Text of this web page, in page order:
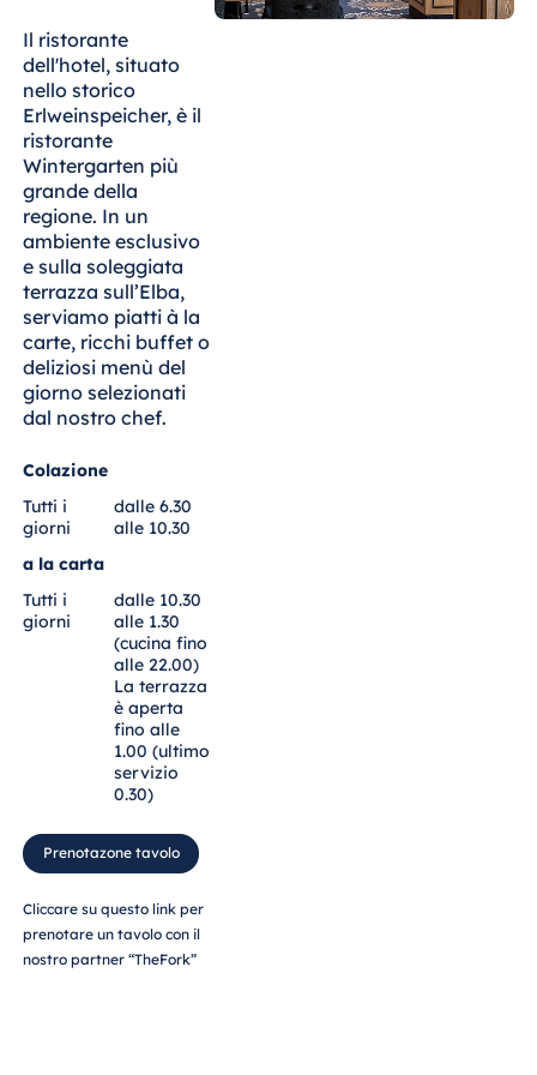
Hotel Amelia
Cina
Hotel Taicang
Garden
Hotel &
Conference
Center Taicang
Italia
Malta
Antonine Hotel &
Spa Malta
Mauritius
Resort & Spa
Mauritius
Il ristorante
dell'hotel, situato
nello storico
Erlweinspeicher, è il
ristorante
Wintergarten più
grande della
regione. In un
ambiente esclusivo
e sulla soleggiata
terrazza sull’Elba,
serviamo piatti à la
carte, ricchi buffet o
deliziosi menù del
giorno selezionati
dal nostro chef.
Colazione
Tutti i
giorni
dalle 6.30
alle 10.30
a la carta
Tutti i
giorni
dalle 10.30
alle 1.30
(cucina fino
alle 22.00)
La terrazza
è aperta
fino alle
1.00 (ultimo
servizio
0.30)
Prenotazone tavolo
Cliccare su questo link per
prenotare un tavolo con il
nostro partner “TheFork”